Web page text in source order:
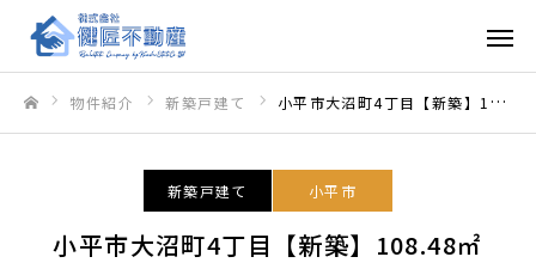
物件紹介 新築戸建て 小平市大沼町4丁目【新築】108.48㎡
新築戸建て 小平市
小平市大沼町4丁目【新築】108.48㎡